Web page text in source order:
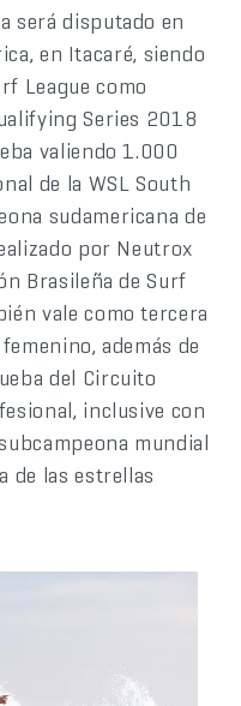
será disputado en
en Itacaré, siendo
League como
Series 2018
valiendo 1.000
de la WSL South
sudamericana de
por Neutrox
Brasileña de Surf
vale como tercera
además de
del Circuito
inclusive con
mundial
de las estrellas